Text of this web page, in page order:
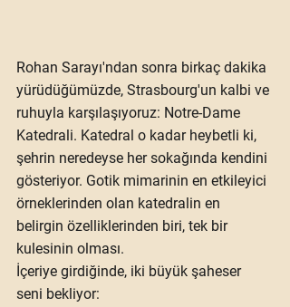
Rohan Sarayı'ndan sonra birkaç dakika
yürüdüğümüzde, Strasbourg'un kalbi ve
ruhuyla karşılaşıyoruz: Notre-Dame
Katedrali. Katedral o kadar heybetli ki,
şehrin neredeyse her sokağında kendini
gösteriyor. Gotik mimarinin en etkileyici
örneklerinden olan katedralin en
belirgin özelliklerinden biri, tek bir
kulesinin olması.
İçeriye girdiğinde, iki büyük şaheser
seni bekliyor: